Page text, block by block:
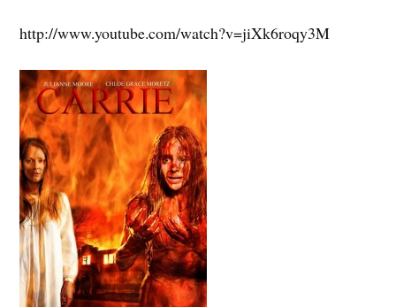
http://www.youtube.com/watch?v=jiXk6roqy3M